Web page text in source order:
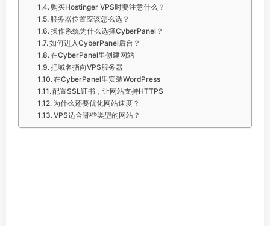
购买Hostinger VPS时要注意什么？
服务器位置应该怎么选？
操作系统为什么选择CyberPanel？
如何进入CyberPanel后台？
在CyberPanel里创建网站
把域名指向VPS服务器
在CyberPanel里安装WordPress
配置SSL证书，让网站支持HTTPS
为什么还要优化网站速度？
VPS适合哪些类型的网站？